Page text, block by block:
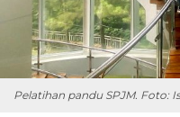
Pelatihan pandu SPJM. Foto: